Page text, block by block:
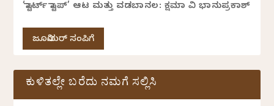
‘ಸ್ಟಾರ್ಟ್ ಸ್ಟಾಪ್’ ಆಟ ಮತ್ತು ವಡಬಾನಲ: ಕ್ಷಮಾ ವಿ ಭಾನುಪ್ರಕಾಶ್
ಜೂನಿಯರ್ ಸಂಪಿಗೆ
ಕುಳಿತಲ್ಲೇ ಬರೆದು ನಮಗೆ ಸಲ್ಲಿಸಿ